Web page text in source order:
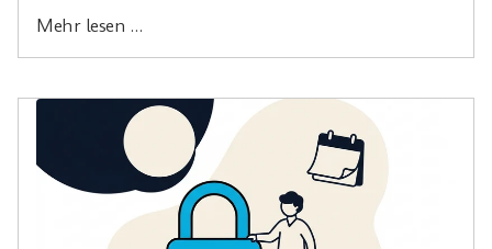
Mehr lesen …